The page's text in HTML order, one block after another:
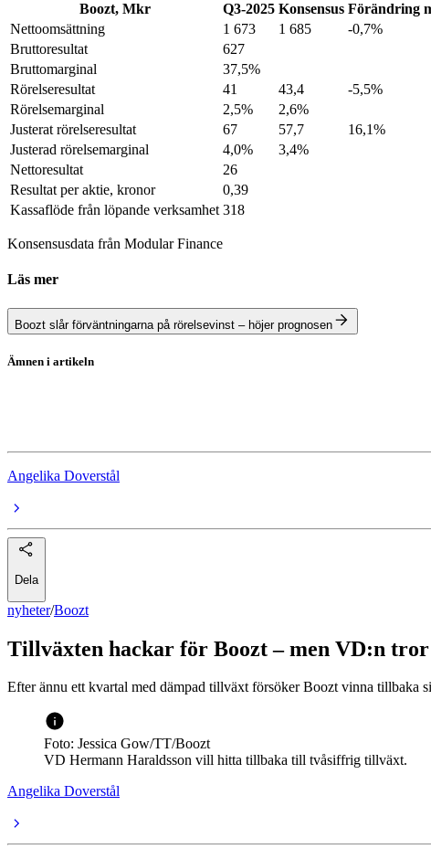
Boozt, Mkr Q3-2025 Konsensus Förändring
Nettoomsättning
1 673 1 685 -0,7%
Bruttoresultat
627
Bruttomarginal
37,5%
Rörelseresultat
41 43,4 -5,5%
Rörelsemarginal
2,5% 2,6%
Justerat rörelseresultat
67 57,7 16,1%
Justerad rörelsemarginal
4,0% 3,4%
Nettoresultat
26
Resultat per aktie, kronor
0,39
Kassaflöde från löpande verksamhet 318
Konsensusdata från Modular Finance
Läs mer
Boozt slår förväntningarna på rörelsevinst – höjer prognosen
Ämnen i artikeln
Angelika Doverstål
Dela
nyheter/Boozt
Tillväxten hackar för Boozt – men VD:n tror
Efter ännu ett kvartal med dämpad tillväxt försöker Boozt vinna
Foto: Jessica Gow/TT/Boozt
VD Hermann Haraldsson vill hitta tillbaka till tvåsiffrig tillväxt.
Angelika Doverstål